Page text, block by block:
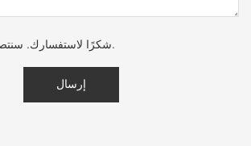
شكرًا لاستفسارك. سنتصل بك خلال 12 ساعة.
إرسال